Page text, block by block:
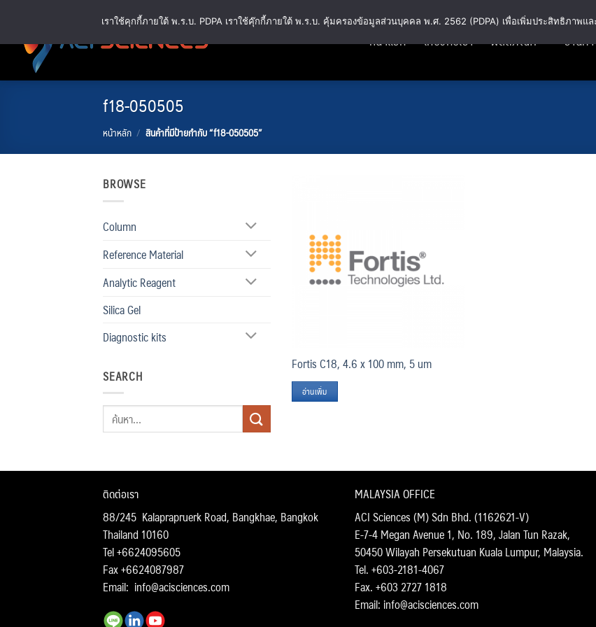
ยัง
หน้าแรก เกี่ยวกับเรา ผลิตภัณฑ์ ร้านค้า
f18-050505
หน้าหลัก / สินค้าที่มีป้ายกำกับ “f18-050505”
BROWSE
Column
Reference Material
Analytic Reagent
Silica Gel
Diagnostic kits
SEARCH
ค้นหา:
Fortis C18, 4.6 x 100 mm, 5 um
อ่านเพิ่ม
ติดต่อเรา
88/245 Kalaprapruerk Road, Bangkhae, Bangkok
Thailand 10160
Tel +6624095605
Fax +6624087987
Email: info@acisciences.com
MALAYSIA OFFICE
ACI Sciences (M) Sdn Bhd. (1162621-V)
E-7-4 Megan Avenue 1, No. 189, Jalan Tun Razak,
50450 Wilayah Persekutuan Kuala Lumpur, Malaysia.
Tel. +603-2181-4067
Fax. +603 2727 1818
Email: info@acisciences.com
เราใช้คุกกี้ภายใต้ พ.ร.บ. PDPA เราใช้คุ๊กกี้ภายใต้ พ.ร.บ. คุ้มครองข้อมูลส่วนบุคคล พ.ศ. 2562 (PDPA) เพื่อเพิ่มประสิทธิภาพแ